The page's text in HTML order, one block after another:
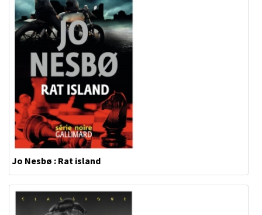
Jo Nesbø : Rat island